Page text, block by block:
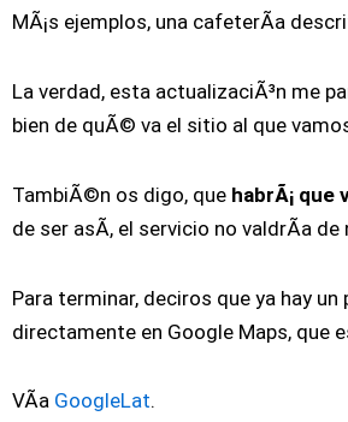
MÃ¡s ejemplos, una cafeterÃ­a
La verdad, esta actualizaciÃ³n me
bien de quÃ© va el sitio al que
TambiÃ©n os digo, que habrÃ¡
de ser asÃ­, el servicio no valdrÃ­a de
Para terminar, deciros que ya hay
directamente en Google Maps, que
VÃ­a GoogleLat.